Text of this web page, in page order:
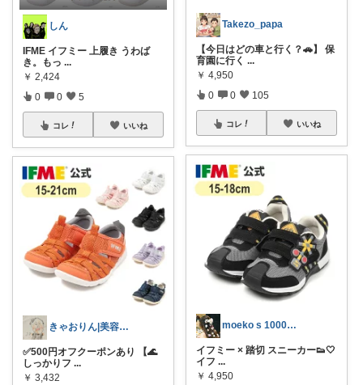
しん
IFME イフミー 上履き うわば
き。もっ ...
￥ 2,424
0 0 5
コレ いいね
きゃおりん|美容好き3児ママ
✅500円オフクーポンあり 【🌊
しっかりフ ...
￥ 3,432
Takezo_papa
【今日はどの車と行く？🚗】 保
育園に行く ...
￥ 4,950
0 0 105
コレ いいね
moeko s 1000人ありがとう♡
イフミー × 踏切 スニーカー👟🤍
イフ ...
￥ 4,950